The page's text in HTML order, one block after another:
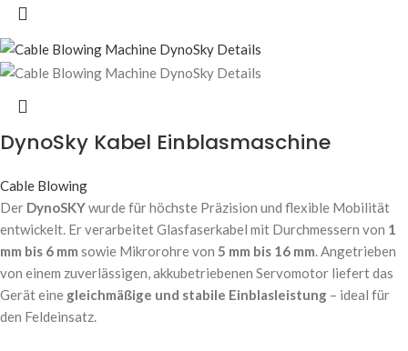
DynoSky Kabel Einblasmaschine
Cable Blowing
Der DynoSKYwurde für höchste Präzision und flexible Mobilität
entwickelt. Er verarbeitet Glasfaserkabel mit Durchmessern von 1
mm bis 6 mm sowie Mikrorohre von 5 mm bis 16 mm. Angetrieben
von einem zuverlässigen, akkubetriebenen Servomotor liefert das
Gerät eine gleichmäßige und stabile Einblasleistung – ideal für
den Feldeinsatz.